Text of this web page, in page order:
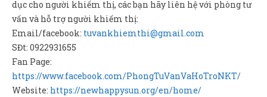
dục cho người khiếm thị, các bạn hãy liên hệ với phòng tư
vấn và hỗ trợ người khiếm thị:
Email/facebook: tuvankhiemthi@gmail.com
SĐt: 0922931655
Fan Page:
https://www.facebook.com/PhongTuVanVaHoTroNKT/
Website: https://newhappysun.org/en/home/